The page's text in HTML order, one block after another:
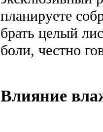
планируете
брать целый
боли, честно
Влияние